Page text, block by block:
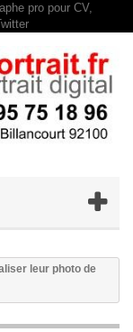
leur photo de